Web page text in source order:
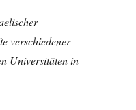
verschiedener
Universitäten in